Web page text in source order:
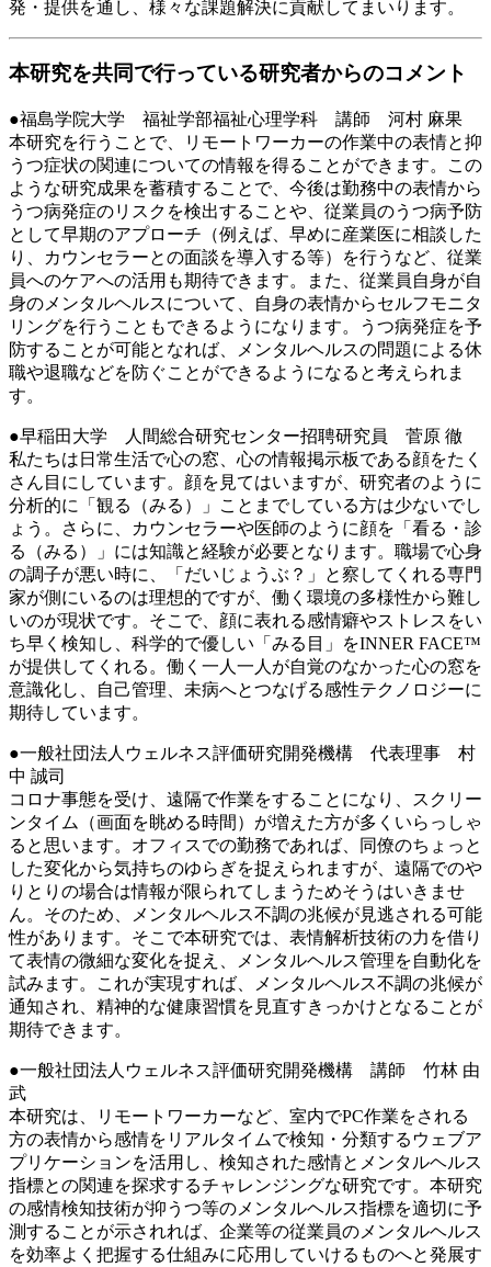
発・提供を通し、様々な課題解決に貢献してまいります。
本研究を共同で行っている研究者からのコメント
●福島学院大学 福祉学部福祉心理学科 講師 河村 麻果
本研究を行うことで、リモートワーカーの作業中の表情と抑
うつ症状の関連についての情報を得ることができます。この
ような研究成果を蓄積することで、今後は勤務中の表情から
うつ病発症のリスクを検出することや、従業員のうつ病予防
として早期のアプローチ（例えば、早めに産業医に相談した
り、カウンセラーとの面談を導入する等）を行うなど、従業
員へのケアへの活用も期待できます。また、従業員自身が自
身のメンタルヘルスについて、自身の表情からセルフモニタ
リングを行うこともできるようになります。うつ病発症を予
防することが可能となれば、メンタルヘルスの問題による休
職や退職などを防ぐことができるようになると考えられま
す。
●早稲田大学 人間総合研究センター招聘研究員 菅原 徹
私たちは日常生活で心の窓、心の情報掲示板である顔をたく
さん目にしています。顔を見てはいますが、研究者のように
分析的に「観る（みる）」ことまでしている方は少ないでし
ょう。さらに、カウンセラーや医師のように顔を「看る・診
る（みる）」には知識と経験が必要となります。職場で心身
の調子が悪い時に、「だいじょうぶ？」と察してくれる専門
家が側にいるのは理想的ですが、働く環境の多様性から難し
いのが現状です。そこで、顔に表れる感情癖やストレスをい
ち早く検知し、科学的で優しい「みる目」をINNER FACE™
が提供してくれる。働く一人一人が自覚のなかった心の窓を
意識化し、自己管理、未病へとつなげる感性テクノロジーに
期待しています。
●一般社団法人ウェルネス評価研究開発機構 代表理事 村
中 誠司
コロナ事態を受け、遠隔で作業をすることになり、スクリー
ンタイム（画面を眺める時間）が増えた方が多くいらっしゃ
ると思います。オフィスでの勤務であれば、同僚のちょっと
した変化から気持ちのゆらぎを捉えられますが、遠隔でのや
りとりの場合は情報が限られてしまうためそうはいきませ
ん。そのため、メンタルヘルス不調の兆候が見逃される可能
性があります。そこで本研究では、表情解析技術の力を借り
て表情の微細な変化を捉え、メンタルヘルス管理を自動化を
試みます。これが実現すれば、メンタルヘルス不調の兆候が
通知され、精神的な健康習慣を見直すきっかけとなることが
期待できます。
●一般社団法人ウェルネス評価研究開発機構 講師 竹林 由
武
本研究は、リモートワーカーなど、室内でPC作業をされる
方の表情から感情をリアルタイムで検知・分類するウェブア
プリケーションを活用し、検知された感情とメンタルヘルス
指標との関連を探求するチャレンジングな研究です。本研究
の感情検知技術が抑うつ等のメンタルヘルス指標を適切に予
測することが示されれば、企業等の従業員のメンタルヘルス
を効率よく把握する仕組みに応用していけるものへと発展す